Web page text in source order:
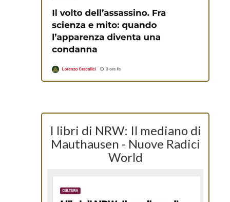
I libri di NRW: Il mediano di
Mauthausen - Nuove Radici
World